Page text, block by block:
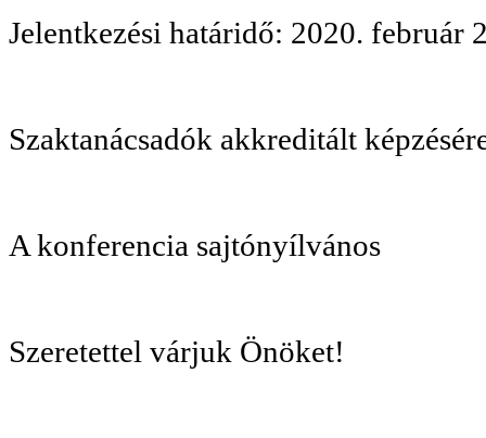
Jelentkezési határidő: 2020. február
Szaktanácsadók akkreditált
A konferencia sajtónyílvános
Szeretettel várjuk Önöket!